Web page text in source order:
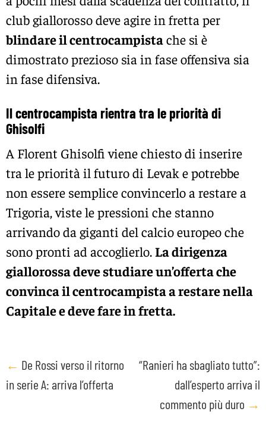
club giallorosso deve agire in fretta per
blindare il centrocampista che si è
dimostrato prezioso sia in fase offensiva sia
in fase difensiva.
Il centrocampista rientra tra le priorità di
Ghisolfi
A Florent Ghisolfi viene chiesto di inserire
tra le priorità il futuro di Levak e potrebbe
non essere semplice convincerlo a restare a
Trigoria, viste le pressioni che stanno
arrivando da giganti del calcio europeo che
sono pronti ad accoglierlo.La dirigenza
giallorossa deve studiare un’offerta che
convinca il centrocampista a restare nella
Capitale e deve fare in fretta.
Post
navigation
← De Rossi verso il ritorno
in serie A: arriva l’offerta
“Ranieri ha sbagliato tutto”:
dall’esperto arriva il
commento più duro →